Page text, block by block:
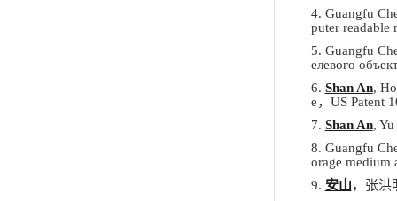
4. Guangfu
puter readable
5. Guangfu
елевого
6. Shan An,
e， US Patent
7. Shan An,
8. Guangfu
orage medium
9. 安山，张洪